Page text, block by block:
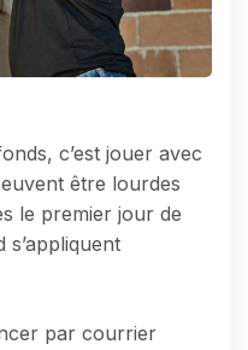
c’est jouer avec
être lourdes
le premier jour de
par courrier